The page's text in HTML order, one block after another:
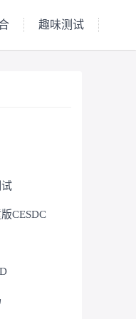
趣味测试
CESDC